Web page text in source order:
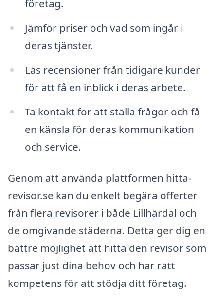
företag.
Jämför priser och vad som ingår i
deras tjänster.
Läs recensioner från tidigare kunder
för att få en inblick i deras arbete.
Ta kontakt för att ställa frågor och få
en känsla för deras kommunikation
och service.
Genom att använda plattformen hitta-
revisor.se kan du enkelt begära offerter
från flera revisorer i både Lillhärdal och
de omgivande städerna. Detta ger dig en
bättre möjlighet att hitta den revisor som
passar just dina behov och har rätt
kompetens för att stödja ditt företag.